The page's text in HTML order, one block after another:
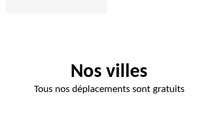
Nos villes
Tous nos déplacements sont gratuits